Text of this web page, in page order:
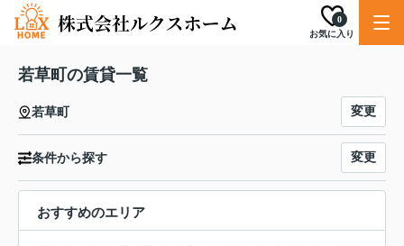
お気に入り
0
若草町の賃貸一覧
若草町 変更
条件から探す 変更
おすすめのエリア